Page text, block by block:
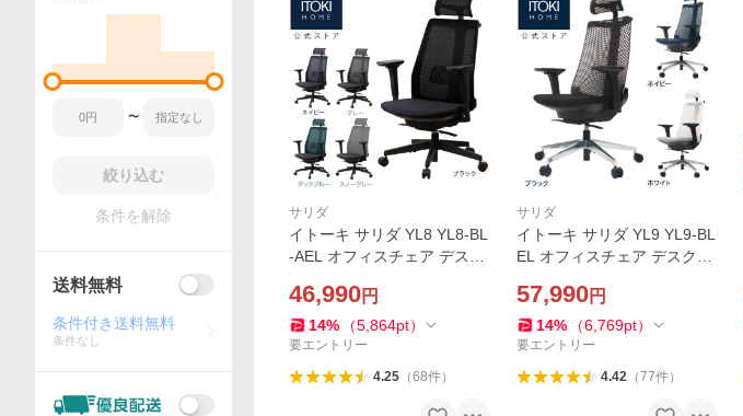
サリダ
イトーキ サリダ YL8 YL8-BL
-AEL オフィスチェア デスク
パソコンチェア メッシュ ま
とめ買い3%オフ P5倍
46,990円
14% （5,864pt）
要エントリー
4.25（68件）
サリダ
イトーキ サリダ YL9 YL9-BL
EL オフィスチェア デスクチ
ソコンチェア メッシュ まと
め買い3%オフ P5倍
57,990円
14% （6,769pt）
要エントリー
4.42（77件）
〜
絞り込む
条件を解除
送料無料
条件付き送料無料
条件なし